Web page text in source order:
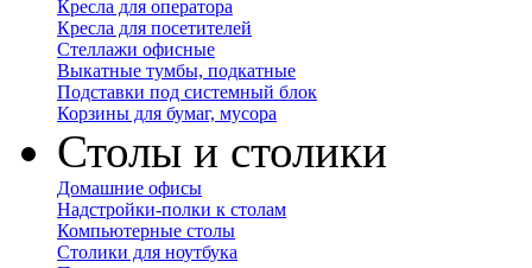
Кресла для оператора
Кресла для посетителей
Стеллажи офисные
Выкатные тумбы, подкатные
Подставки под системный блок
Корзины для бумаг, мусора
Столы и столики
Домашние офисы
Надстройки-полки к столам
Компьютерные столы
Столики для ноутбука